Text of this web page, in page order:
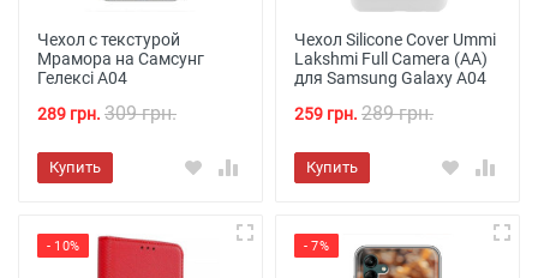
Чехол с текстурой
Мрамора на Самсунг
Гелексі А04
289 грн. 309 грн.
Купить
Чехол Silicone Cover Ummi
Lakshmi Full Camera (AA)
для Samsung Galaxy A04
259 грн. 289 грн.
Купить
- 10% - 7%